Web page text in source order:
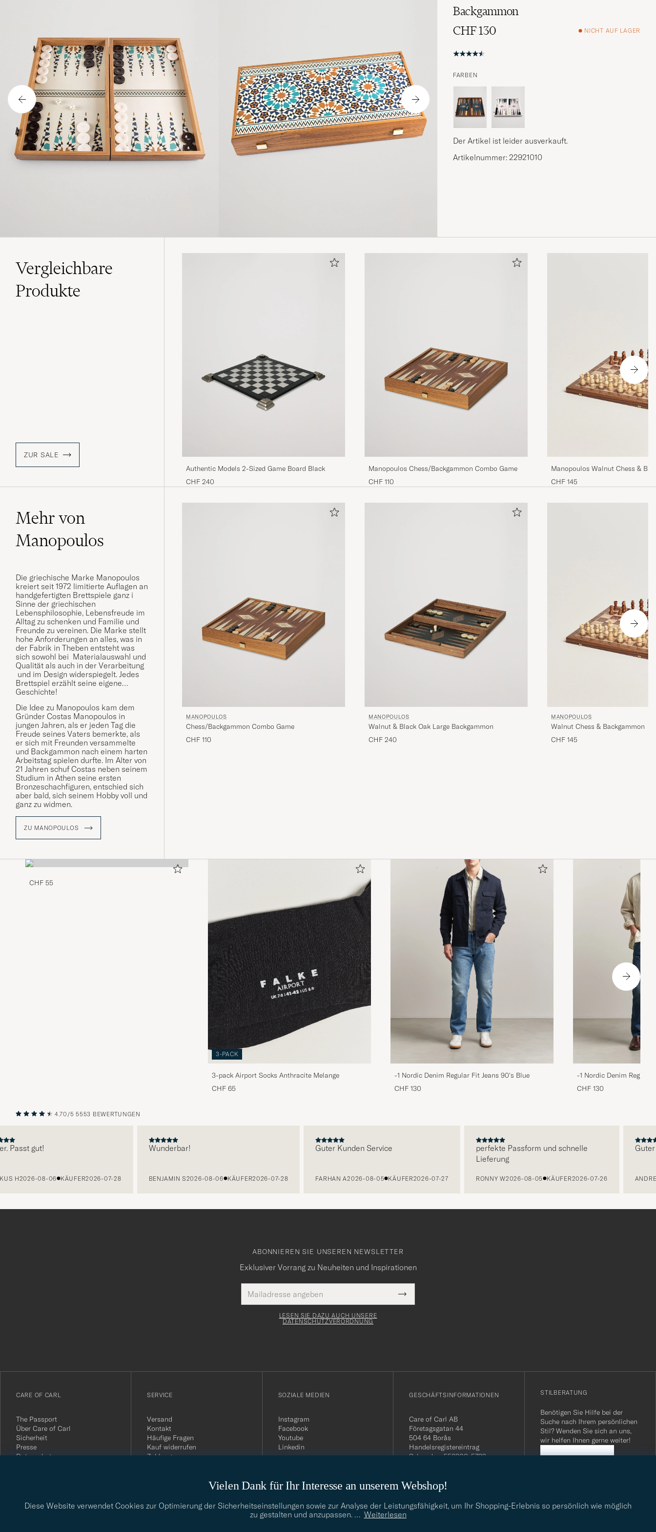
Backgammon
CHF 130
NICHT AUF LAGER
FARBEN
Der Artikel ist leider ausverkauft.
Artikelnummer: 22921010
Vergleichbare
Produkte
ZUR SALE
Authentic Models 2-Sized Game Board Black
CHF 240
Manopoulos Chess/Backgammon Combo Game
CHF 110
Manopoulos Walnut Chess &
CHF 145
Mehr von
Manopoulos
Die griechische Marke Manopoulos
kreiert seit 1972 limitierte Auflagen an
handgefertigten Brettspiele ganz i
Sinne der griechischen
Lebensphilosophie, Lebensfreude im
Alltag zu schenken und Familie und
Freunde zu vereinen. Die Marke stellt
hohe Anforderungen an alles, was in
der Fabrik in Theben entsteht was
sich sowohl bei Materialauswahl und
Qualität als auch in der Verarbeitung
und im Design widerspiegelt. Jedes
Brettspiel erzählt seine eigene
Geschichte!
Die Idee zu Manopoulos kam dem
Gründer Costas Manopoulos in
jungen Jahren, als er jeden Tag die
Freude seines Vaters bemerkte, als
er sich mit Freunden versammelte
und Backgammon nach einem harten
Arbeitstag spielen durfte. Im Alter von
21 Jahren schuf Costas neben seinem
Studium in Athen seine ersten
Bronzeschachfiguren, entschied sich
aber bald, sich seinem Hobby voll und
ganz zu widmen.
ZU MANOPOULOS
MANOPOULOS
Chess/Backgammon Combo Game
CHF 110
MANOPOULOS
Walnut & Black Oak Large Backgammon
CHF 240
MANOPOULOS
Walnut Chess & Backgammon
CHF 145
CHF 55
3-PACK
3-pack Airport Socks Anthracite Melange
CHF 65
-1 Nordic Denim Regular Fit Jeans 90's Blue
CHF 130
-1 Nordic Denim Regular
CHF 130
VORHERIGE
4.70/5 5553 BEWERTUNGEN
gut!
H2026-08-06 KÄUFER2026-07-28
Wunderbar!
BENJAMIN S2026-08-06 KÄUFER2026-07-28
Guter Kunden Service
FARHAN A2026-08-05 KÄUFER2026-07-27
perfekte Passform und schnelle
Lieferung
RONNY W2026-08-05 KÄUFER2026-07-26
Guter
ANDREA
Vielen Dank für Ihr Interesse an unserem Webshop!
Diese Website verwendet Cookies zur Optimierung der Sicherheitseinstellungen sowie zur Analyse der Leistungsfähigkeit, um Ihr Shopping-Erlebnis so persönlich wie möglich
zu gestalten und anzupassen. … Weiterlesen
ABONNIEREN SIE UNSEREN NEWSLETTER
Exklusiver Vorrang zu Neuheiten und Inspirationen
Mail
Adresse
Pflichtfeld
Submit
Newsletter
till
nyhetsbrev!
LESEN SIE DAZU AUCH UNSERE
DATENSCHUTZVERORDNUNG
CARE OF CARL
The Passport
Über Care of Carl
Sicherheit
Presse
Datenschutz
SERVICE
Versand
Kontakt
Häufige Fragen
Kauf widerrufen
Zahlung
SOZIALE MEDIEN
Instagram
Facebook
Youtube
Linkedin
GESCHÄFTSINFORMATIONEN
Care of Carl AB
Företagsgatan 44
504 64 Borås
Handelsregistereintrag
Schweden: 556800-5739
USt-IdNr.: SE556800573901
040 / 22 63 88 96
E-Mail-Adresse:
info@careofcarl.de
STILBERATUNG
Benötigen Sie Hilfe bei der
Suche nach Ihrem persönlichen
Stil? Wenden Sie sich an uns,
wir helfen Ihnen gerne weiter!
STILBERATUNG